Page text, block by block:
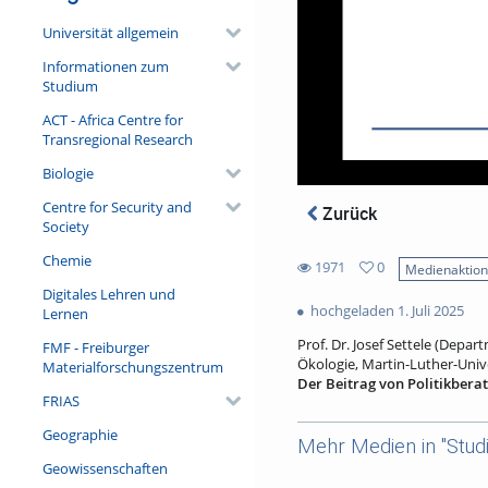
Universität allgemein
Informationen zum
Studium
ACT - Africa Centre for
Transregional Research
Biologie
Centre for Security and
Society
Chemie
Digitales Lehren und
Lernen
FMF - Freiburger
Materialforschungszentrum
FRIAS
Geographie
Geowissenschaften
Zurück
1971
views
0
favorites
hochgeladen 1. Juli 2025
Prof. Dr. Josef Settele
Ökologie, Martin-Luther-
Der Beitrag von
Der Vortrag wird auf der
internationaler
regionale bis hin zur lokalen
Mehr Medien in